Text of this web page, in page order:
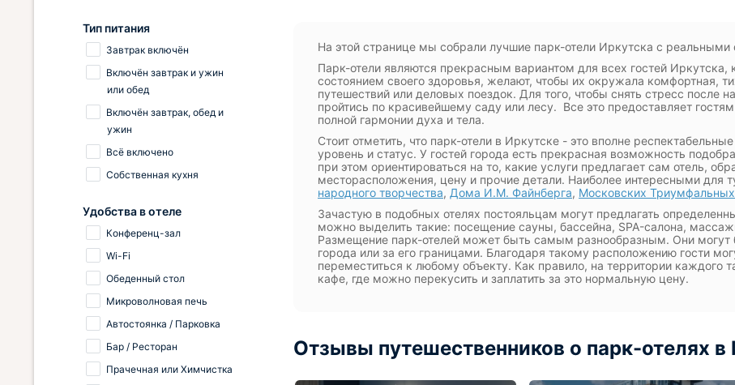
На этой странице мы собрали лучшие парк-отели Иркутска с
Парк-отели являются прекрасным вариантом для всех гостей Иркутска,
состоянием своего здоровья, желают, чтобы их окружала комфортная,
путешествий или деловых поездок. Для того, чтобы снять стресс после
пройтись по красивейшему саду или лесу. Все это предоставляет
полной гармонии духа и тела.
Стоит отметить, что парк-отели в Иркутске - это вполне
уровень и статус. У гостей города есть прекрасная возможность
при этом ориентироваться на то, какие услуги предлагает сам отель,
месторасположения, цену и прочие детали. Наиболее интересными для
народного творчества, Дома И.М. Файнберга, Московских Триумфальных
Зачастую в подобных отелях постояльцам могут предлагать
можно выделить такие: посещение сауны, бассейна, SPA-салона,
Размещение парк-отелей может быть самым разнообразным. Они могут
города или за его границами. Благодаря такому расположению гости
переместиться к любому объекту. Как правило, на территории каждого
кафе, где можно перекусить и заплатить за это нормальную цену.
Отзывы путешественников о парк-отелях в
Тип питания
Завтрак включён
Включён завтрак и ужин
или обед
Включён завтрак, обед и
ужин
Всё включено
Собственная кухня
Удобства в отеле
Конференц-зал
Wi-Fi
Обеденный стол
Микроволновая печь
Автостоянка / Парковка
Бар / Ресторан
Прачечная или Химчистка